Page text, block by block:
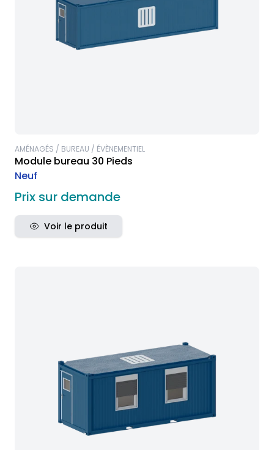
AMÉNAGÉS / BUREAU / ÉVÈNEMENTIEL
Module bureau 30 Pieds
Neuf
Prix sur demande
Voir le produit